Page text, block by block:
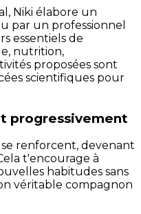
Niki élabore un
par un professionnel
essentiels de
nutrition,
proposées sont
scientifiques pour
progressivement
se renforcent, devenant
t'encourage à
habitudes sans
véritable compagnon